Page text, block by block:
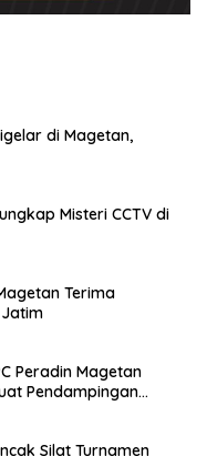
di Magetan,
Misteri CCTV di
Terima
Peradin Magetan
Pendampingan
Silat Turnamen